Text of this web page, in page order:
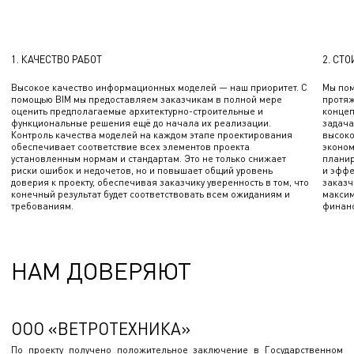
1. КАЧЕСТВО РАБОТ
Высокое качество информационных моделей — наш приоритет. С
помощью BIM мы предоставляем заказчикам в полной мере
оценить предполагаемые архитектурно-строительные и
функциональные решения ещё до начала их реализации.
Контроль качества моделей на каждом этапе проектирования
обеспечивает соответствие всех элементов проекта
установленным нормам и стандартам. Это не только снижает
риски ошибок и недочетов, но и повышает общий уровень
доверия к проекту, обеспечивая заказчику уверенность в том, что
конечный результат будет соответствовать всем ожиданиям и
требованиям.
2.
Мы
и
НАМ ДОВЕРЯЮТ
ООО «ВЕТРОТЕХНИКА»
По проекту получено положительное заключение в Государственном